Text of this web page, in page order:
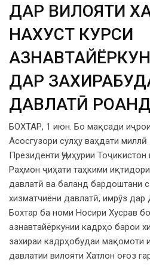
ДАР ВИЛОЯТИ
НАХУСТ КУРСИ
ДАР
ДАВЛАТӢ
БОХТАР, 1 июн. Бо мақсади
Асосгузори сулҳу ваҳдати
Президенти Ҷумҳурии
Раҳмон ҷиҳати таҳкими
давлатӣ ва баланд бардоштани
хизматчиёни давлатӣ, имрӯз
Бохтар ба номи Носири Хусрав
азнавтайёркунии кадрҳо барои
захираи кадрҳобудаи мақомоти
давлатии вилояти Хатлон оғоз